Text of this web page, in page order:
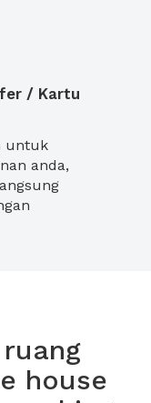
/ Kartu
untuk
anda,
house